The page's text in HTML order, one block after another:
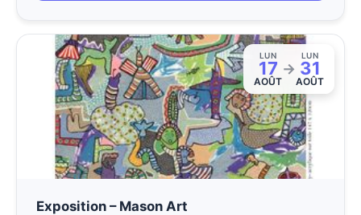
LUN
17
AOÛT
→
LUN
31
AOÛT
Exposition – Mason Art